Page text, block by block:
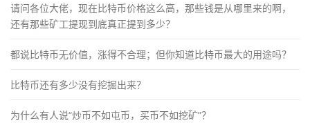
请问各位大佬，现在比特币价格这么高，那些钱是从哪里来的啊，
还有那些矿工提现到底真正提到多少？
都说比特币无价值，涨得不合理；但你知道比特币最大的用途吗？
比特币还有多少没有挖掘出来？
为什么有人说“炒币不如屯币，买币不如挖矿”？